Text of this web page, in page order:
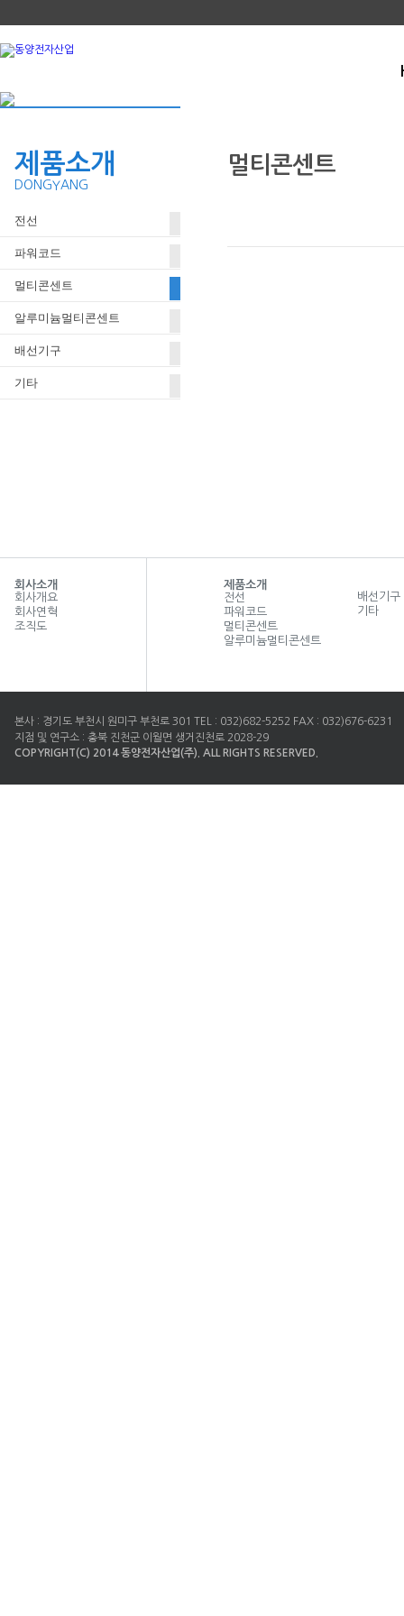
제품소개
DONGYANG
전선
파워코드
멀티콘센트
알루미늄멀티콘센트
배선기구
기타
멀티콘센트
회사소개
회사개요
회사연혁
조직도
제품소개
전선
파워코드
멀티콘센트
알루미늄멀티콘센트
배선기구
기타
본사 : 경기도 부천시 원미구 부천로 301 TEL : 032)682-5252 FAX : 032)676-6231
지점 및 연구소 : 충북 진천군 이월면 생거진천로 2028-29
COPYRIGHT(C) 2014 동양전자산업(주). ALL RIGHTS RESERVED.